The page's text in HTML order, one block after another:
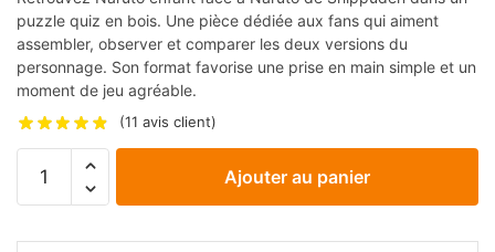
puzzle quiz en bois. Une pièce dédiée aux fans qui aiment
assembler, observer et comparer les deux versions du
personnage. Son format favorise une prise en main simple et un
moment de jeu agréable.
(11 avis client)
Quiz
Ajouter au panier